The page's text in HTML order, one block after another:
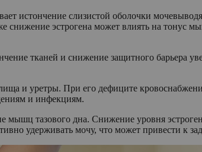
истончение слизистой оболочки
снижение эстрогена может влиять на тонус
тканей и снижение защитного барьера
и уретры. При его дефиците
и инфекциям.
мышц тазового дна. Снижение уровня
удерживать мочу, что может привести